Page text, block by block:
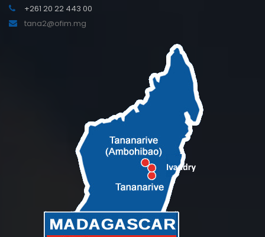
+261 20 22 443 00
tana2@ofim.mg